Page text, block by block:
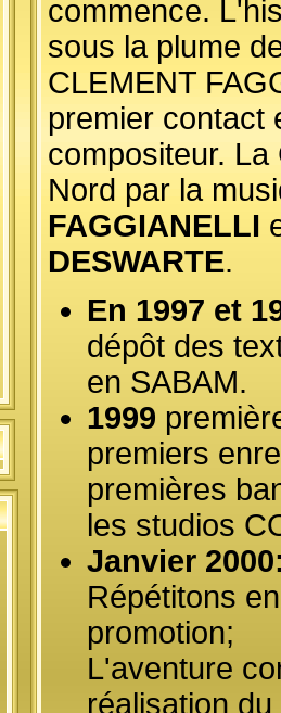
commence.
sous la plume
CLEMENT
premier contact
compositeur.
Nord par la
FAGGIANELLI
DESWARTE.
En 1997 et
dépôt des
en SABAM.
1999
premiers
premières
les studios
Janvier
Répétitons
promotion;
L'aventure
réalisation